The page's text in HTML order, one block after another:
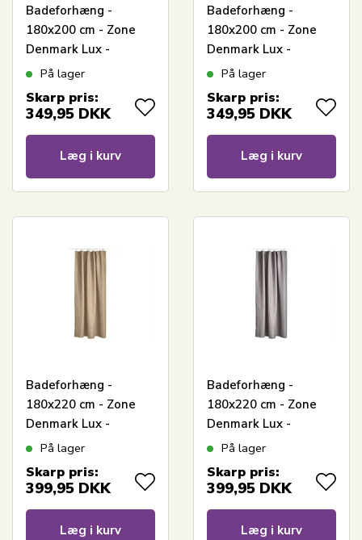
Badeforhæng -
180x200 cm - Zone
Denmark Lux -
Jacquardvævet Soft
På lager
Skarp pris:
349,95 DKK
Læg i kurv
Badeforhæng -
180x200 cm - Zone
Denmark Lux -
Jacquardvævet Taupe
På lager
Skarp pris:
349,95 DKK
Læg i kurv
Badeforhæng -
180x220 cm - Zone
Denmark Lux -
Jacquardvævet Camel
På lager
Skarp pris:
399,95 DKK
Læg i kurv
Badeforhæng -
180x220 cm - Zone
Denmark Lux -
Jacquardvævet Grey
På lager
Skarp pris:
399,95 DKK
Læg i kurv